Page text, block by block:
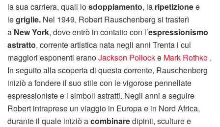
la sua carriera, quali losdoppiamento, la ripetizionee
legriglie. Nel 1949, Robert Rauschenberg si trasferì
a New York, dove entrò in contatto con l’espressionismo
astratto, corrente artistica nata negli anni Trenta i cui
maggiori esponenti eranoJackson Pollocke Mark Rothko .
In seguito alla scoperta di questa corrente, Rauschenberg
iniziò a fondere il suo stile con le vigorose pennellate
espressioniste e i simboli astratti. Negli anni a seguire
Robert intraprese un viaggio in Europa e in Nord Africa,
durante il quale iniziò acombinaredipinti, sculture e